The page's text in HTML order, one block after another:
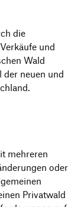
die
und
Wald
der neuen und
mehreren
oder
Privatwald